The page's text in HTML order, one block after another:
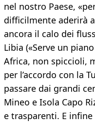
nel nostro Paese,
difficilmente aderirà
ancora il calo dei
Libia («Serve un
Africa, non spiccioli,
per l’accordo con la
passare dai grandi
Mineo e Isola Capo
e trasparenti. E